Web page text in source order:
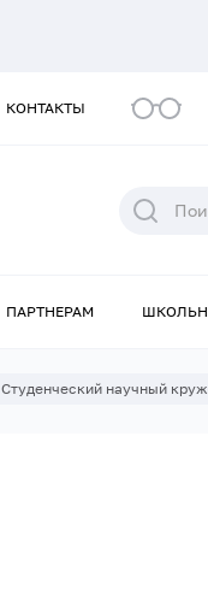
КОНТАКТЫ
ПАРТНЕРАМ
Студенческий научный